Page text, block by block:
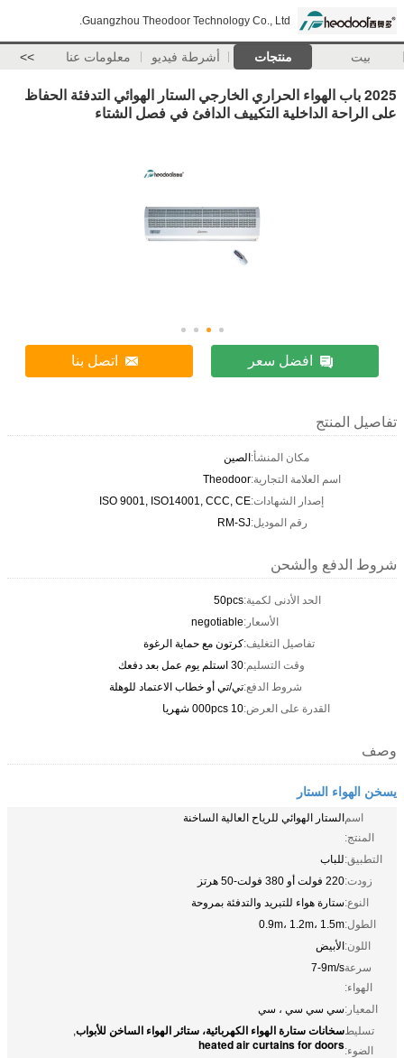
Guangzhou Theodoor Technology Co., Ltd.
بيت منتجات أشرطة فيديو معلومات عنا >>
2025 باب الهواء الحراري الخارجي الستار الهوائي التدفئة الحفاظ
على الراحة الداخلية التكييف الدافئ في فصل الشتاء
افضل سعر اتصل بنا
تفاصيل المنتج
مكان المنشأ:الصين
اسم العلامة التجارية:Theodoor
إصدار الشهادات:ISO 9001, ISO14001, CCC, CE
رقم الموديل:RM-SJ
شروط الدفع والشحن
الحد الأدنى لكمية:50pcs
الأسعار:negotiable
تفاصيل التغليف:كرتون مع حماية الرغوة
وقت التسليم:30 استلم يوم عمل بعد دفعك
شروط الدفع:تي/تي أو خطاب الاعتماد للوهلة
القدرة على العرض:10 000pcs شهريا
وصف
يسخن الهواء الستار
اسم
المنتج:
الستار الهوائي للرياح العالية الساخنة
التطبيق:للباب
زودت:220 فولت أو 380 فولت-50 هرتز
النوع:ستارة هواء للتبريد والتدفئة بمروحة
الطول:0.9m، 1.2m، 1.5m
اللون:الأبيض
سرعة
الهواء:
7-9m/s
المعيار:سي سي سي ، سي
تسليط
الضوء:
سخانات ستارة الهواء الكهربائية، ستائر الهواء الساخن للأبواب,
heated air curtains for doors